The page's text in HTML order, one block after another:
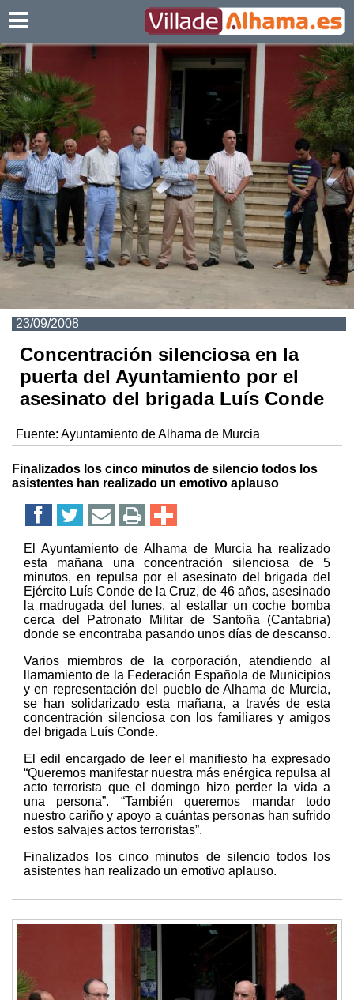
23/09/2008
Concentración silenciosa en la
puerta del Ayuntamiento por el
asesinato del brigada Luís Conde
Fuente: Ayuntamiento de Alhama de Murcia
Finalizados los cinco minutos de silencio todos los
asistentes han realizado un emotivo aplauso
El Ayuntamiento de Alhama de Murcia ha realizado
esta mañana una concentración silenciosa de 5
minutos, en repulsa por el asesinato del brigada del
Ejército Luís Conde de la Cruz, de 46 años, asesinado
la madrugada del lunes, al estallar un coche bomba
cerca del Patronato Militar de Santoña (Cantabria)
donde se encontraba pasando unos días de descanso.
Varios miembros de la corporación, atendiendo al
llamamiento de la Federación Española de Municipios
y en representación del pueblo de Alhama de Murcia,
se han solidarizado esta mañana, a través de esta
concentración silenciosa con los familiares y amigos
del brigada Luís Conde.
El edil encargado de leer el manifiesto ha expresado
“Queremos manifestar nuestra más enérgica repulsa al
acto terrorista que el domingo hizo perder la vida a
una persona”. “También queremos mandar todo
nuestro cariño y apoyo a cuántas personas han sufrido
estos salvajes actos terroristas”.
Finalizados los cinco minutos de silencio todos los
asistentes han realizado un emotivo aplauso.